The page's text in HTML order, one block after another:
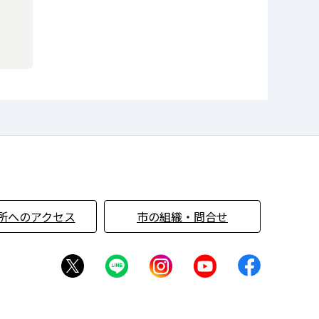
へのアクセス 市の組織・問合せ